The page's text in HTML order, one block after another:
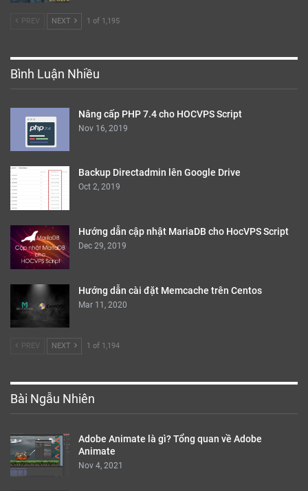
PREV NEXT 1 of 1,195
Bình Luận Nhiều
Nâng cấp PHP 7.4 cho HOCVPS Script
Nov 16, 2019
Backup Directadmin lên Google Drive
Oct 2, 2019
Hướng dẫn cập nhật MariaDB cho HocVPS Script
Dec 29, 2019
Hướng dẫn cài đặt Memcache trên Centos
Mar 11, 2020
PREV NEXT 1 of 1,194
Bài Ngẫu Nhiên
Adobe Animate là gì? Tổng quan về Adobe
Animate
Nov 4, 2021